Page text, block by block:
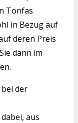
Tonfas
in Bezug auf
deren Preis
dann im
der
aus